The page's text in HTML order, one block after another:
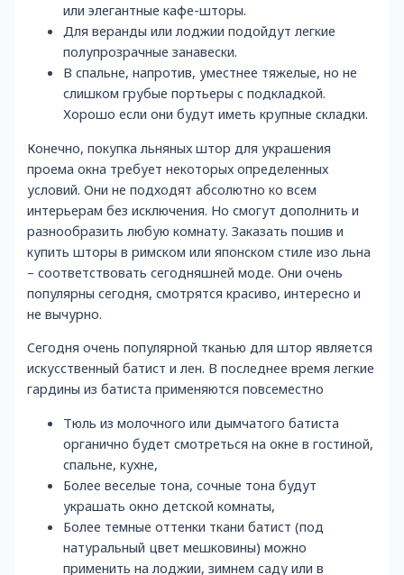
или элегантные кафе-шторы.
Для веранды или лоджии подойдут легкие
полупрозрачные занавески.
В спальне, напротив, уместнее тяжелые, но не
слишком грубые портьеры с подкладкой.
Хорошо если они будут иметь крупные складки.
Конечно, покупка льняных штор для украшения
проема окна требует некоторых определенных
условий. Они не подходят абсолютно ко всем
интерьерам без исключения. Но смогут дополнить и
разнообразить любую комнату. Заказать пошив и
купить шторы в римском или японском стиле изо льна
– соответствовать сегодняшней моде. Они очень
популярны сегодня, смотрятся красиво, интересно и
не вычурно.
Сегодня очень популярной тканью для штор является
искусственный батист и лен. В последнее время легкие
гардины из батиста применяются повсеместно
Тюль из молочного или дымчатого батиста
органично будет смотреться на окне в гостиной,
спальне, кухне,
Более веселые тона, сочные тона будут
украшать окно детской комнаты,
Более темные оттенки ткани батист (под
натуральный цвет мешковины) можно
применить на лоджии, зимнем саду или в